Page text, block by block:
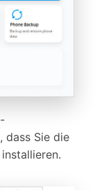
dass Sie die